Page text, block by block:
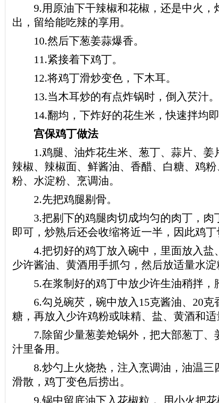
9.用原油下干辣椒和花椒，还是中火，
出，留给能吃辣的享用。
10.然后下葱姜蒜爆香。
11.紧接着下鸡丁。
12.将鸡丁滑炒变色，下木耳。
13.当木耳炒的有点炸锅时，倒入芡汁。
14.翻均，下炸好的花生米，快速拌均
宫保鸡丁做法
1.鸡腿、油炸花生米、葱丁、蒜片、姜
辣椒、辣椒面、鲜酱油、香醋、白糖、鸡
粉、水淀粉、烹调油。
2.先把鸡腿剔骨。
3.把剔下的鸡腿肉切成均匀的肉丁，肉
即可，炒熟后还会收缩将近一半，因此鸡
4.把切好的鸡丁放入碗中，里面放入盐
少许酱油、黄酒用手抓匀，然后放适量水
5.在浆制好的鸡丁中放少许生油稍拌，
6.勾兑碗芡，碗中放入15克酱油、20克
糖，再放入少许鸡粉或味精、盐、黄酒和
7.除留少量葱姜炝锅外，把大部葱丁、
汁里备用。
8.炒勺上火烧热，注入烹调油，油温三
滑散，鸡丁变色后捞出。
9.锅中留底油下入花椒粒， 用小火把花